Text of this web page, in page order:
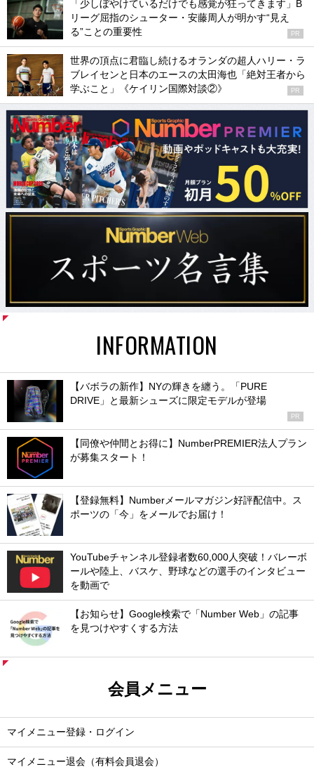
「少しぼやけているだけでも感覚が狂ってきます」B
リーグ屈指のシューター・安藤周人が明かす“見え
る”ことの重要性
PR
世界の頂点に君臨し続けるオランダの超人ハリー・ラ
ブレイセンと日本のエースの太田海也「絶対王者から
学ぶこと」《ケイリン国際対談②》
PR
INFORMATION
【バボラの新作】NYの輝きを纏う。「PURE
DRIVE」と最新シューズに限定モデルが登場
PR
【同僚や仲間とお得に】NumberPREMIER法人プラン
が募集スタート！
【登録無料】Numberメールマガジン好評配信中。ス
ポーツの「今」をメールでお届け！
YouTubeチャンネル登録者数60,000人突破！バレーボ
ールや陸上、バスケ、野球などの選手のインタビュー
を動画で
【お知らせ】Google検索で「Number Web」の記事
を見つけやすくする方法
会員メニュー
マイメニュー登録・ログイン
マイメニュー退会（有料会員退会）